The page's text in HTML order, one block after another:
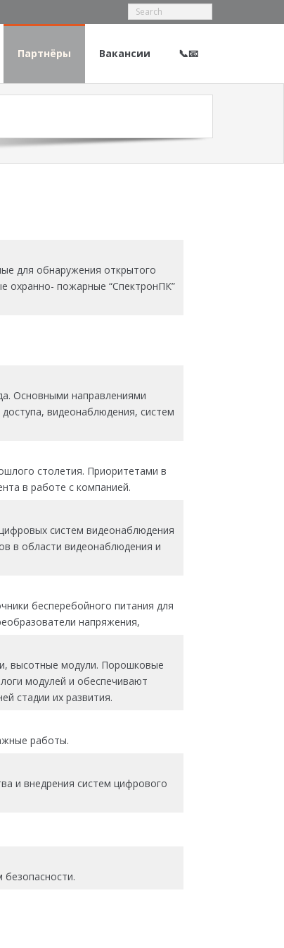
Партнёры Вакансии 📞📧
для обнаружения открытого
охранно- пожарные “СпектронПК”
Основными направлениями
видеонаблюдения, систем
столетия. Приоритетами в
в работе с компанией.
систем видеонаблюдения
в области видеонаблюдения и
бесперебойного питания для
напряжения,
высотные модули. Порошковые
модулей и обеспечивают
стадии их развития.
работы.
и внедрения систем цифрового